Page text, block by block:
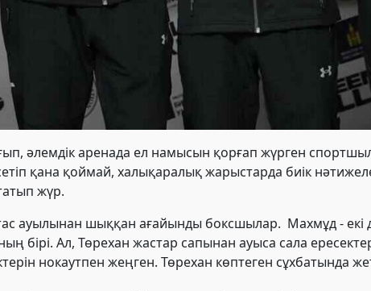
әлемдік аренада ел намысын қорғап жүрген
қана қоймай, халықаралық жарыстарда биік
жүр.
ауылынан шыққан ағайынды боксшылар. Махмұд- екі
бірі. Ал, Төрехан жастар сапынан ауыса сала
нокаутпен жеңген. Төрехан көптеген сұхбатында